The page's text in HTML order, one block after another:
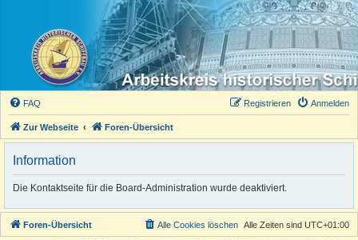
FAQ Anmelden
Registrieren
Zur Webseite Foren-Übersicht
Information
Die Kontaktseite für die Board-Administration wurde deaktiviert.
Foren-Übersicht Alle Zeiten sind UTC+01:00
Alle Cookies löschen